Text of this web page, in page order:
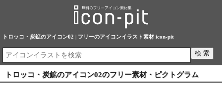
トロッコ・炭鉱のアイコン02 | フリーのアイコンイラスト素材 icon-pit
トロッコ・炭鉱のアイコン02のフリー素材・ピクトグラム